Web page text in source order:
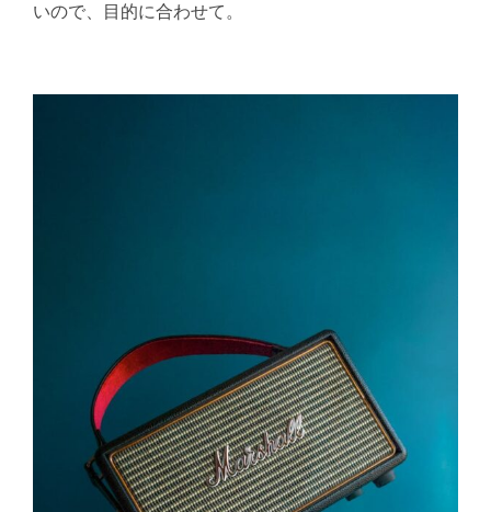
いので、目的に合わせて。